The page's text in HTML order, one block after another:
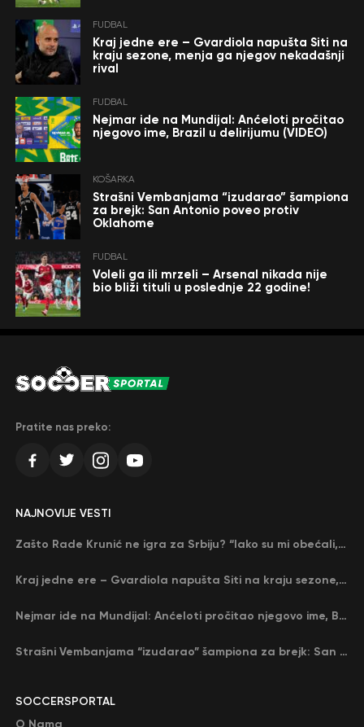
FUDBAL
Kraj jedne ere – Gvardiola napušta Siti na
kraju sezone, menja ga njegov nekadašnji
rival
FUDBAL
Nejmar ide na Mundijal: Anćeloti pročitao
njegovo ime, Brazil u delirijumu (VIDEO)
KOŠARKA
Strašni Vembanjama “izudarao” šampiona
za brejk: San Antonio poveo protiv
Oklahome
FUDBAL
Voleli ga ili mrzeli – Arsenal nikada nije
bio bliži tituli u poslednje 22 godine!
Pratite nas preko:
SOCCERSPORTAL
NAJNOVIJE VESTI
Zašto Rade Krunić ne igra za Srbiju? “Iako su mi obećali, niko me nije zvao…”
Kraj jedne ere – Gvardiola napušta Siti na kraju sezone, menja ga njegov nekadašnji rival
Nejmar ide na Mundijal: Anćeloti pročitao njegovo ime, Brazil u delirijumu (VIDEO)
Strašni Vembanjama “izudarao” šampiona za brejk: San Antonio poveo protiv Oklahome